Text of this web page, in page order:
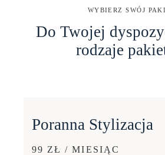
WYBIERZ SWÓJ
Do Twojej
rodzaje
Poranna Stylizacja
99 ZŁ / MIESIĄC